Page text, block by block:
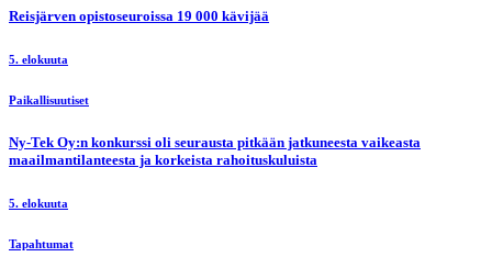
Reisjärven opistoseuroissa 19 000 kävijää
5. elokuuta
Paikallisuutiset
Ny-Tek Oy:n konkurssi oli seurausta pitkään jatkuneesta vaikeasta
maailmantilanteesta ja korkeista rahoituskuluista
5. elokuuta
Tapahtumat